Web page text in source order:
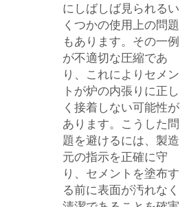
にしばしば見られるい
くつかの使用上の問題
もあります。その一例
が不適切な圧縮であ
り、これによりセメン
トが炉の内張りに正し
く接着しない可能性が
あります。こうした問
題を避けるには、製造
元の指示を正確に守
り、セメントを塗布す
る前に表面が汚れなく